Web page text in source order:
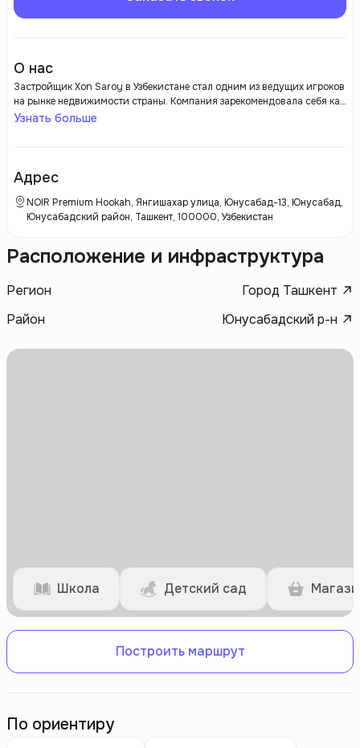
О нас
Застройщик Xon Saroy в Узбекистане стал одним из ведущих игроков
на рынке недвижимости страны. Компания зарекомендовала себя как
надежный партнер в области жилой и коммерческой застройки,
объектов, что делает их привлекательными не только с точки зрения
функциональности, но и эстетики.
Узнать больше
Адрес
NOIR Premium Hookah, Янгишахар улица, Юнусабад-13, Юнусабад,
Юнусабадский район, Ташкент, 100000, Узбекистан
Расположение и инфраструктура
Регион
Город Ташкент
Район
Юнусабадский р-н
Школа Детский сад
Построить маршрут
По ориентиру